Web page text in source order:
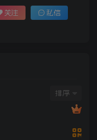
关注 私信
排序